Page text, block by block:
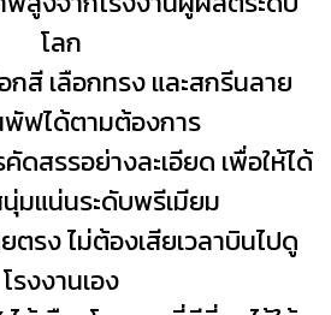
โลก
กสี เลือกทรง และสกรีนลาย
พัฟได้ตามต้องการ
สรรอย่างละเอียด เพื่อให้ได้
มแน่นระดับพรีเมียม
ยตรง ไม่ต้องเสียเวลาบินไปดู
โรงงานเอง